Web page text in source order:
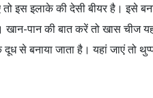
इस इलाके की देसी बीयर है। इसे
पान की बात करें तो खास चीज यहां
से बनाया जाता है। यहां जाएं तो